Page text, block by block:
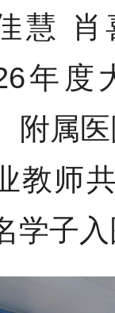
慧 肖
年度
附属
教师
学子入